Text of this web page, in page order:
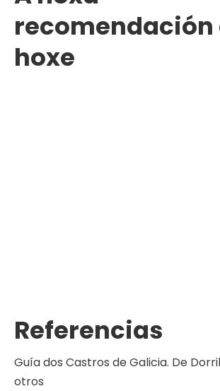
recomendación
hoxe
Referencias
Guía dos Castros de Galicia. De
otros